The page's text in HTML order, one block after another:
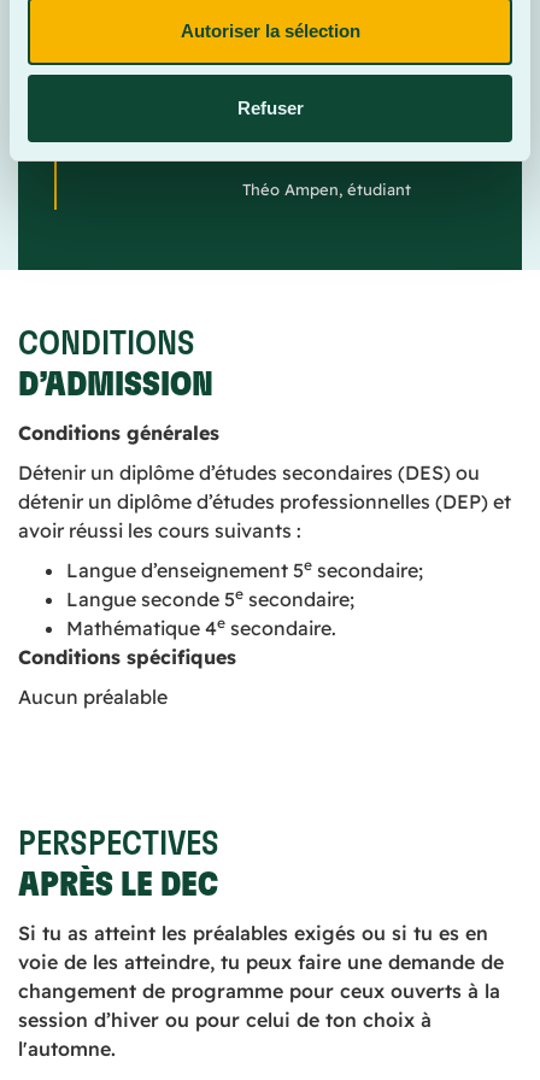
Autoriser la sélection
Refuser
« Grâce à Tremplin DEC, j’ai pu avancer mes
cours de formation générale, apprendre à
mieux m’organiser et prendre confiance en
choisi mon programme, mes sessions sont
Théo Ampen, étudiant
CONDITIONS
D’ADMISSION
Conditions générales
Détenir un diplôme d’études secondaires (DES) ou
détenir un diplôme d’études professionnelles (DEP) et
avoir réussi les cours suivants :
Langue d’enseignement 5e secondaire;
Langue seconde 5e secondaire;
Mathématique 4e secondaire.
Conditions spécifiques
Aucun préalable
PERSPECTIVES
APRÈS LE DEC
Si tu as atteint les préalables exigés ou si tu es en
voie de les atteindre, tu peux faire une demande de
changement de programme pour ceux ouverts à la
session d’hiver ou pour celui de ton choix à
l'automne.